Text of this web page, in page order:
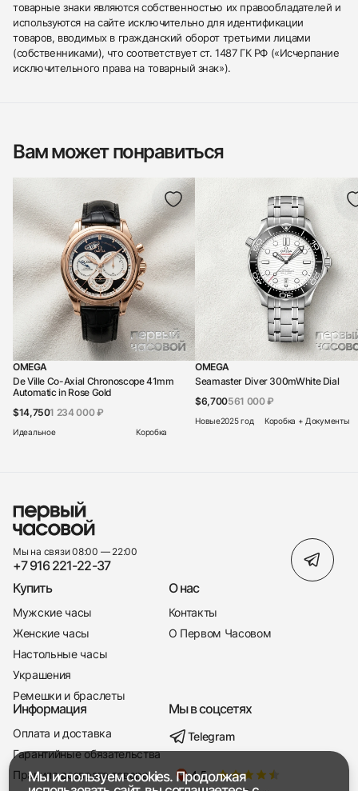
+7 916 221-22-37
Мы насвязи 08:00 — 19:00
товарные знаки являются собственностью их правообладателей и
используются на сайте исключительно для идентификации
товаров, вводимых в гражданский оборот третьими лицами
(собственниками), что соответствует ст. 1487 ГК РФ («Исчерпание
исключительного права на товарный знак»).
Вам может понравиться
OMEGA
De Ville Co-Axial Chronoscope 41mm
Automatic in Rose Gold
$14,7501 234 000 ₽
Идеальное Коробка
OMEGA
Seamaster Diver 300mWhite Dial
$6,700561 000 ₽
Новые2025 год Коробка + Документы
Мы на связи 08:00 — 22:00
+7 916 221-22-37
Купить
Мужские часы
Женские часы
Настольные часы
Украшения
Ремешки и браслеты
О нас
Контакты
О Первом Часовом
Информация
Оплата и доставка
Гарантийные обязательства
Правила возврата товара
Мы в соцсетях
Telegram
Мы используем cookies. Продолжая